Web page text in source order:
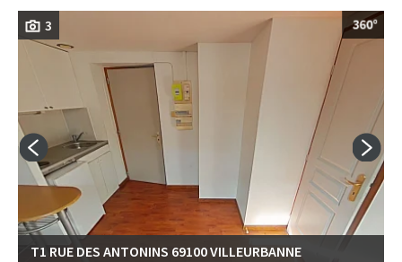
3
T1 RUE DES ANTONINS 69100 VILLEURBANNE